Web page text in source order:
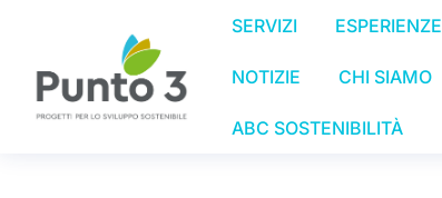
SERVIZI ESPERIENZE
NOTIZIE CHI SIAMO
ABC SOSTENIBILITÀ